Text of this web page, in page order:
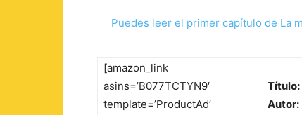
Puedes leer el primer capítulo de La
[amazon_link
asins=’B077TCTYN9′
template=’ProductAd’
Título:
Autor: